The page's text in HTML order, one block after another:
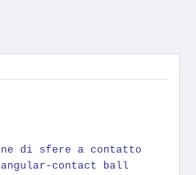
di sfere a contatto
contact ball